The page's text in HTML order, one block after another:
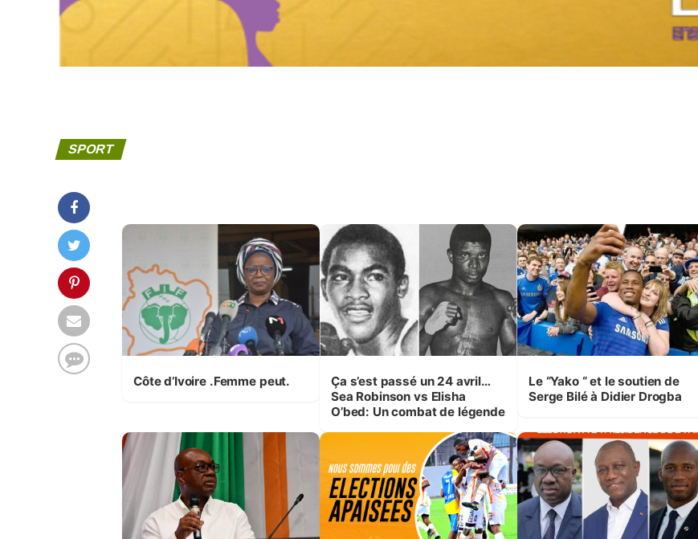
SPORT
Côte d’Ivoire .Femme peut.
Ça s’est passé un 24 avril…
Sea Robinson vs Elisha
O’bed: Un combat de légende
Le “Yako “ et le soutien de
Serge Bilé à Didier Drogba